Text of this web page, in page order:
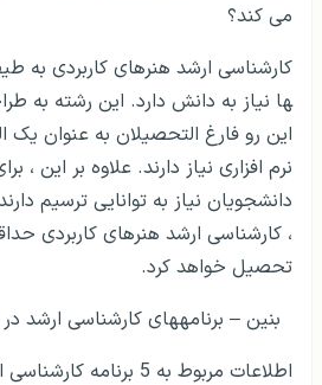
می کند؟
ها نیاز به دانش دارد. این رشته به
این رو فارغ التحصیلان به عنوان یک
نرم افزاری نیاز دارند. علاوه بر این
دانشجویان نیاز به توانایی ترسیم
، کارشناسی ارشد هنرهای کاربردی
تحصیل خواهد کرد.
بنین – برنامه­های کارشناسی ارشد در